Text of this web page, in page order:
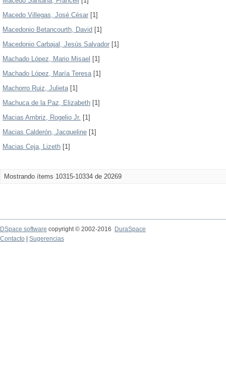
Macedo Villegas, José César [1]
Macedonio Betancourth, David [1]
Macedonio Carbajal, Jesús Salvador [1]
Machado López, Mario Misael [1]
Machado López, María Teresa[1]
Machorro Ruiz, Julieta[1]
Machuca de la Paz, Elizabeth [1]
Macias Ambriz, Rogelio Jr. [1]
Macias Calderón, Jacqueline [1]
Macias Ceja, Lizeth [1]
Mostrando ítems 10315-10334 de 20269
DSpace software copyright © 2002-2016
DuraSpace
Contacto
Sugerencias